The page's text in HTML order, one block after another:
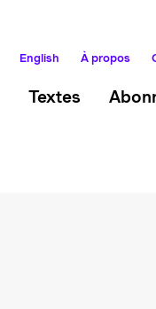
English À propos
Textes